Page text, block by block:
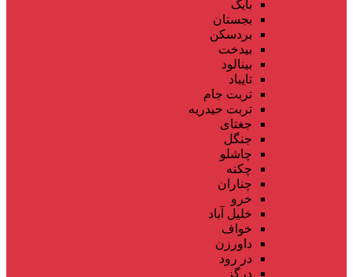
بایگ
بجستان
بردسکن
بیدخت
بینالود
تایباد
تربت جام
تربت حیدریه
جغتای
جنگل
چاشلو
چکنه
چناران
خرو
خلیل آباد
خواف
داورزن
در رود
درگز